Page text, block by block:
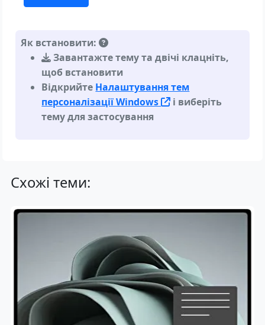
Як встановити:
Завантажте тему та двічі клацніть,
щоб встановити
Відкрийте Налаштування тем
персоналізації Windows
і виберіть
тему для застосування
Схожі теми: